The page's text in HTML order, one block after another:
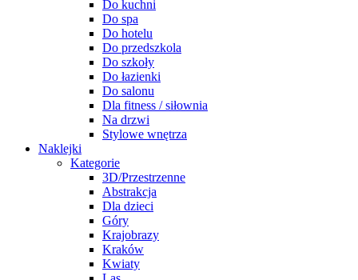
Do kuchni
Do spa
Do hotelu
Do przedszkola
Do szkoły
Do łazienki
Do salonu
Dla fitness / siłownia
Na drzwi
Stylowe wnętrza
Naklejki
Kategorie
3D/Przestrzenne
Abstrakcja
Dla dzieci
Góry
Krajobrazy
Kraków
Kwiaty